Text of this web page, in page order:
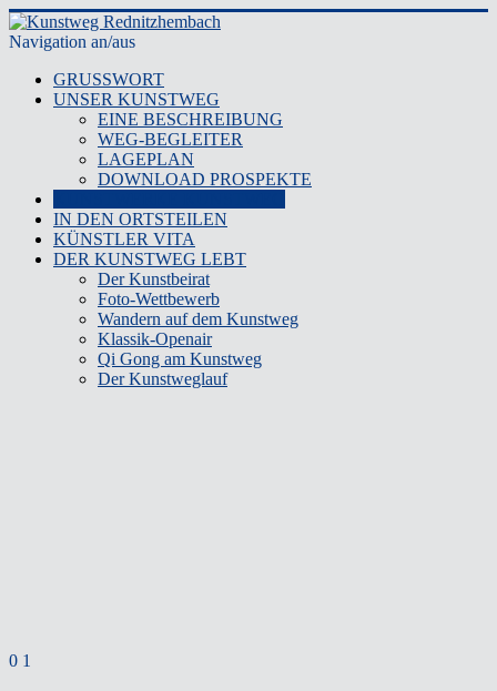
Navigation an/aus
GRUSSWORT
UNSER KUNSTWEG
EINE BESCHREIBUNG
WEG-BEGLEITER
LAGEPLAN
DOWNLOAD PROSPEKTE
IN DEN ORTSTEILEN
KÜNSTLER VITA
DER KUNSTWEG LEBT
Der Kunstbeirat
Foto-Wettbewerb
Wandern auf dem Kunstweg
Klassik-Openair
Qi Gong am Kunstweg
Der Kunstweglauf
0 1